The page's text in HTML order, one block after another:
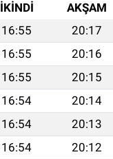
İKINDI AKŞAM
16:55 20:17
16:55 20:16
16:55 20:15
16:54 20:14
16:54 20:13
16:54 20:12